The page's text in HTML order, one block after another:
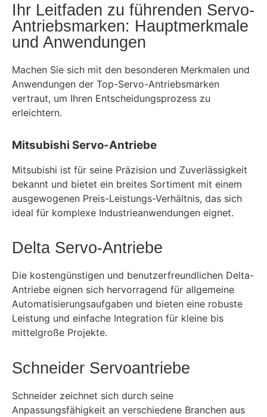
Ihr Leitfaden zu führenden Servo-
Antriebsmarken: Hauptmerkmale
und Anwendungen
Machen Sie sich mit den besonderen Merkmalen und
Anwendungen der Top-Servo-Antriebsmarken
vertraut, um Ihren Entscheidungsprozess zu
erleichtern.
Mitsubishi Servo-Antriebe
Mitsubishi ist für seine Präzision und Zuverlässigkeit
bekannt und bietet ein breites Sortiment mit einem
ausgewogenen Preis-Leistungs-Verhältnis, das sich
ideal für komplexe Industrieanwendungen eignet.
Delta Servo-Antriebe
Die kostengünstigen und benutzerfreundlichen Delta-
Antriebe eignen sich hervorragend für allgemeine
Automatisierungsaufgaben und bieten eine robuste
Leistung und einfache Integration für kleine bis
mittelgroße Projekte.
Schneider Servoantriebe
Schneider zeichnet sich durch seine
Anpassungsfähigkeit an verschiedene Branchen aus